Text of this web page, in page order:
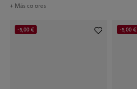
+ Más colores
-5,00 € -5,00 €